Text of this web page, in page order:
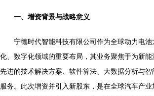
一、增资背景与战略意义
宁德时代智能科技有限公司作为全球动力电
化、数字化领域的重要布局，其业务聚焦于为新
先进的技术解决方案、软件算法、大数据分析与
服务。此次增资并引入新股东，是在全球汽车产